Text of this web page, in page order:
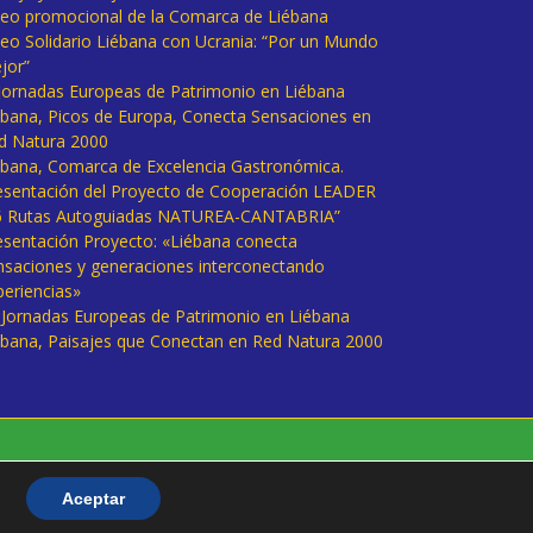
promocional de la Comarca de Liébana
Solidario Liébana con Ucrania: “Por un Mundo
Europeas de Patrimonio en Liébana
Picos de Europa, Conecta Sensaciones en
Natura 2000
Comarca de Excelencia Gastronómica.
del Proyecto de Cooperación LEADER
Rutas Autoguiadas NATUREA-CANTABRIA”
Proyecto: «Liébana conecta
y generaciones interconectando
Europeas de Patrimonio en Liébana
Paisajes que Conectan en Red Natura 2000
Aceptar